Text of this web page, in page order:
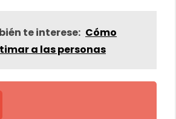
te interese: Cómo
a las personas